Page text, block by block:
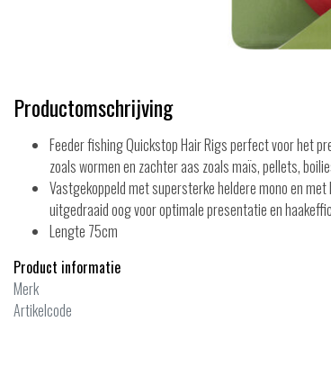
Productomschrijving
Feeder fishing Quickstop Hair Rigs perfect voor het
zoals wormen en zachter aas zoals maïs, pellets,
Vastgekoppeld met supersterke heldere mono en
uitgedraaid oog voor optimale presentatie en
Lengte 75cm
Product informatie
Merk
Artikelcode